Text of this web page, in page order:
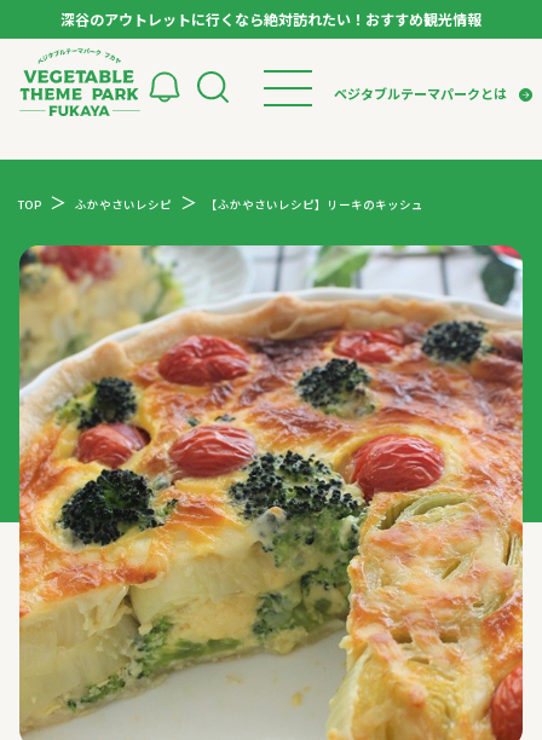
深谷のアウトレットに行くなら絶対訪れたい！おすすめ観光情報
ベジタブルテーマパークとは
スポット
イベント
体験
特集記事
ベジタブルテーマパークとは
VTPキャストミーティング
市長インタビュー
生産者インタビュー
アンバサダー
お役立ち情報
レシピ集
TOP ふかやさいレシピ 【ふかやさいレシピ】リーキのキッシュ